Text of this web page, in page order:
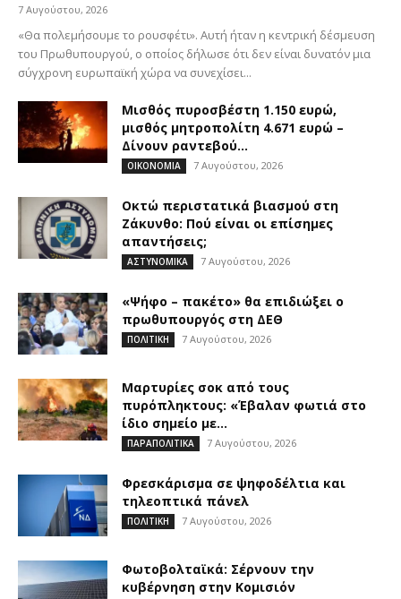
7 Αυγούστου, 2026
«Θα πολεμήσουμε το ρουσφέτι». Αυτή ήταν η κεντρική δέσμευση
του Πρωθυπουργού, ο οποίος δήλωσε ότι δεν είναι δυνατόν μια
σύγχρονη ευρωπαϊκή χώρα να συνεχίσει...
Μισθός πυροσβέστη 1.150 ευρώ,
μισθός μητροπολίτη 4.671 ευρώ –
Δίνουν ραντεβού...
ΟΙΚΟΝΟΜΙΑ 7 Αυγούστου, 2026
Οκτώ περιστατικά βιασμού στη
Ζάκυνθο: Πού είναι οι επίσημες
απαντήσεις;
ΑΣΤΥΝΟΜΙΚΑ 7 Αυγούστου, 2026
«Ψήφο – πακέτο» θα επιδιώξει ο
πρωθυπουργός στη ΔΕΘ
ΠΟΛΙΤΙΚΗ 7 Αυγούστου, 2026
Μαρτυρίες σοκ από τους
πυρόπληκτους: «Έβαλαν φωτιά στο
ίδιο σημείο με...
ΠΑΡΑΠΟΛΙΤΙΚΑ 7 Αυγούστου, 2026
Φρεσκάρισμα σε ψηφοδέλτια και
τηλεοπτικά πάνελ
ΠΟΛΙΤΙΚΗ 7 Αυγούστου, 2026
Φωτοβολταϊκά: Σέρνουν την
κυβέρνηση στην Κομισιόν